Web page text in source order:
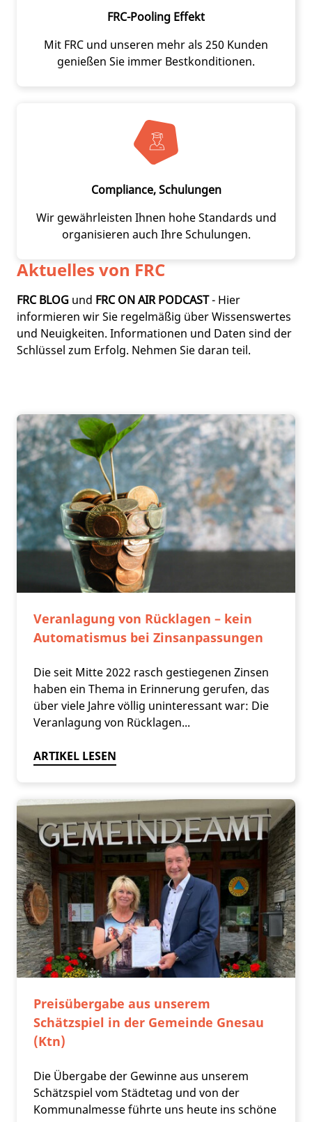
FRC-Pooling Effekt
Mit FRC und unseren mehr als 250 Kunden
genießen Sie immer Bestkonditionen.
Compliance, Schulungen
Wir gewährleisten Ihnen hohe Standards und
organisieren auch Ihre Schulungen.
Aktuelles von FRC
FRC BLOG und FRC ON AIR PODCAST- Hier
informieren wir Sie regelmäßig über Wissenswertes
und Neuigkeiten. Informationen und Daten sind der
Schlüssel zum Erfolg. Nehmen Sie daran teil.
Veranlagung von Rücklagen – kein
Automatismus bei Zinsanpassungen
Die seit Mitte 2022 rasch gestiegenen Zinsen
haben ein Thema in Erinnerung gerufen, das
über viele Jahre völlig uninteressant war: Die
Veranlagung von Rücklagen...
ARTIKEL LESEN
Preisübergabe aus unserem
Schätzspiel in der Gemeinde Gnesau
(Ktn)
Die Übergabe der Gewinne aus unserem
Schätzspiel vom Städtetag und von der
Kommunalmesse führte uns heute ins schöne